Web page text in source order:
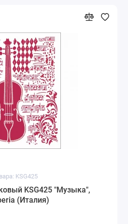
KSG425
KSG425 "Музыка",
(Италия)